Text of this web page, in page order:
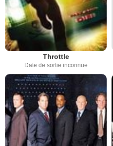
Throttle
Date de sortie inconnue